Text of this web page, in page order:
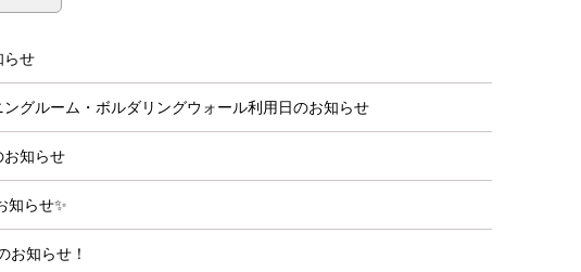
らせ
グルーム・ボルダリングウォール利用日のお知らせ
お知らせ
知らせ✨
お知らせ！